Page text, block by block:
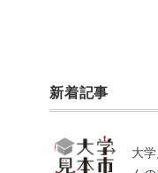
新着記事
大